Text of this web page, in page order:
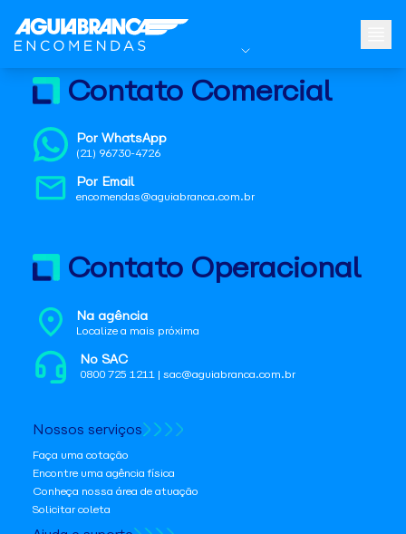
Contato Comercial
Por WhatsApp
(21) 96730-4726
Por Email
encomendas@aguiabranca.com.br
Contato Operacional
Na agência
Localize a mais próxima
No SAC
0800 725 1211 | sac@aguiabranca.com.br
Nossos serviços
Faça uma cotação
Encontre uma agência física
Conheça nossa área de atuação
Solicitar coleta